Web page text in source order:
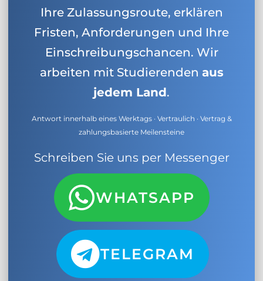
Ihre Zulassungsroute, erklären
Fristen, Anforderungen und Ihre
Einschreibungschancen. Wir
arbeiten mit Studierenden aus
jedem Land.
Antwort innerhalb eines Werktags · Vertraulich · Vertrag &
zahlungsbasierte Meilensteine
Schreiben Sie uns per Messenger
WHATSAPP
TELEGRAM